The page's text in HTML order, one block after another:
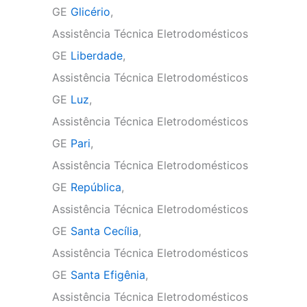
GE Glicério,
Assistência Técnica Eletrodomésticos
GE Liberdade,
Assistência Técnica Eletrodomésticos
GE Luz,
Assistência Técnica Eletrodomésticos
GE Pari,
Assistência Técnica Eletrodomésticos
GE República,
Assistência Técnica Eletrodomésticos
GE Santa Cecília,
Assistência Técnica Eletrodomésticos
GE Santa Efigênia,
Assistência Técnica Eletrodomésticos